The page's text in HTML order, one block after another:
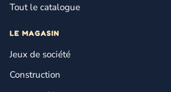
Tout le catalogue
LE MAGASIN
Jeux de société
Construction